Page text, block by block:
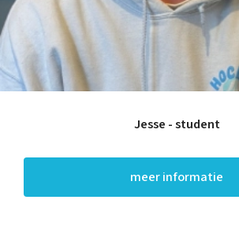
Jesse - student
meer informatie